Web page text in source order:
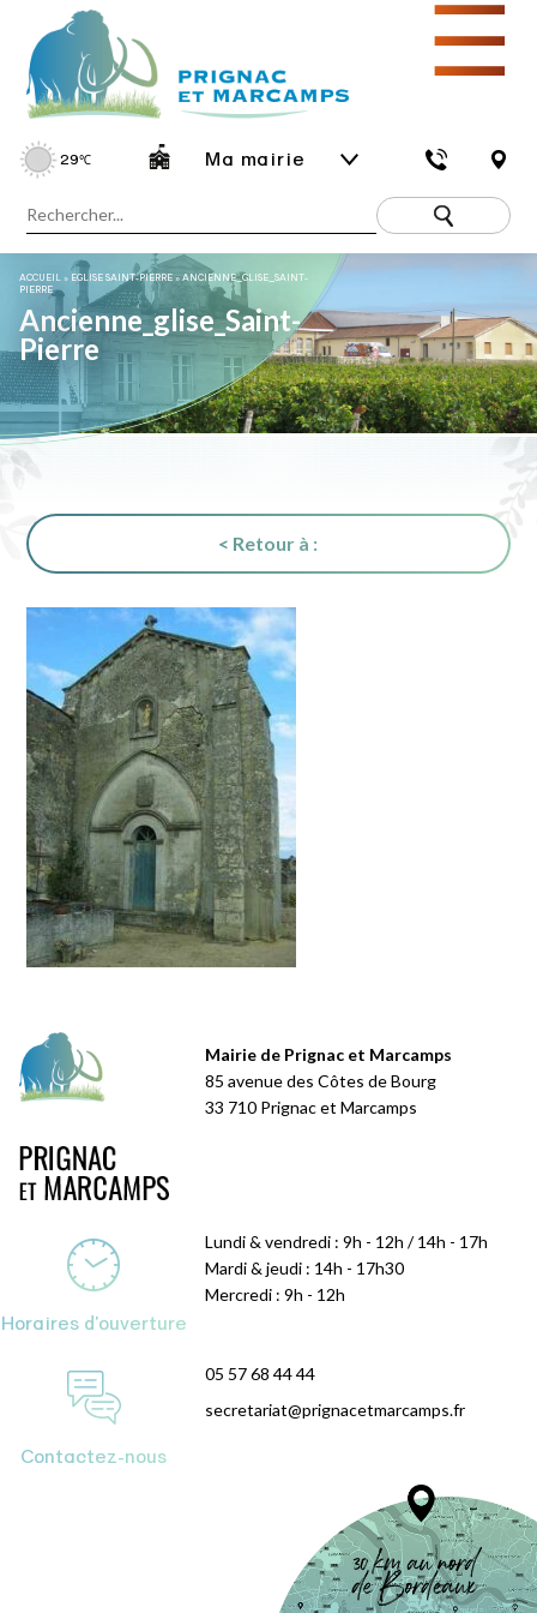
29℃ Ma mairie
☰
ACCUEIL » EGLISE SAINT-PIERRE»ANCIENNE_GLISE_SAINT-
PIERRE
Ancienne_glise_Saint-
Pierre
< Retour à :
Mairie de Prignac et Marcamps
85 avenue des Côtes de Bourg
33 710 Prignac et Marcamps
Horaires d'ouverture
Lundi & vendredi : 9h - 12h / 14h - 17h
Mardi & jeudi : 14h - 17h30
Mercredi : 9h - 12h
Contactez-nous
05 57 68 44 44
secretariat@prignacetmarcamps.fr